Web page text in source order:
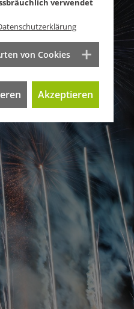
von Cookies
Akzeptieren